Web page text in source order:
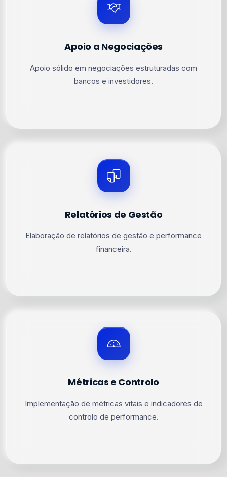
Apoio a Negociações
Apoio sólido em negociações estruturadas com
bancos e investidores.
Relatórios de Gestão
Elaboração de relatórios de gestão e performance
financeira.
Métricas e Controlo
Implementação de métricas vitais e indicadores de
controlo de performance.